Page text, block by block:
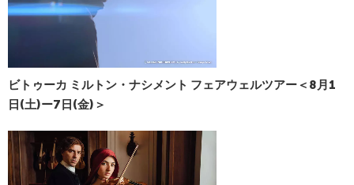
ビトゥーカ ミルトン・ナシメント フェアウェルツアー＜8月1
日(土)ー7日(金)＞